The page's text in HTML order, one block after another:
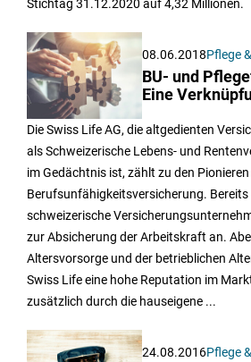
Stichtag 31.12.2020 auf 4,32 Millionen.
08.06.2018Pflege
BU- und
Eine
Die Swiss Life AG, die altgedienten
als Schweizerische Lebens- und
im Gedächtnis ist, zählt zu den
Berufsunfähigkeitsversicherung.
schweizerische
zur Absicherung der Arbeitskraft an.
Altersvorsorge und der betrieblichen
Swiss Life eine hohe Reputation im
zusätzlich durch die hauseigene ...
24.08.2016Pflege